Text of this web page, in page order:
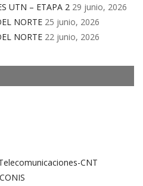
UTN – ETAPA 2 29 junio, 2026
NORTE 25 junio, 2026
NORTE 22 junio, 2026
CNT